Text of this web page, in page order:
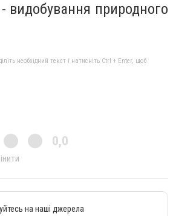
видобування природного
необхідний текст і натисніть Ctrl + Enter, щоб
0,0
на наші джерела